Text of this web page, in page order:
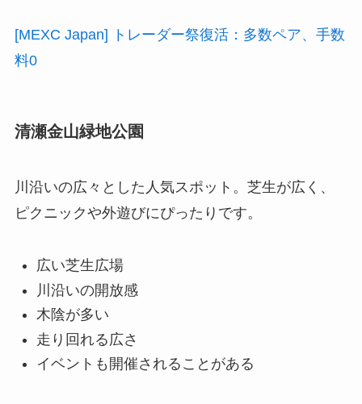
[MEXC Japan] トレーダー祭復活：多数ペア、手数
料0
清瀬金山緑地公園
川沿いの広々とした人気スポット。芝生が広く、
ピクニックや外遊びにぴったりです。
広い芝生広場
川沿いの開放感
木陰が多い
走り回れる広さ
イベントも開催されることがある